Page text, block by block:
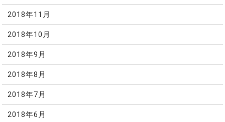
2018年11月
2018年10月
2018年9月
2018年8月
2018年7月
2018年6月